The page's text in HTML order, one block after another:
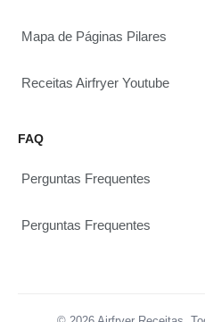
Mapa de Páginas Pilares
Receitas Airfryer Youtube
FAQ
Perguntas Frequentes
Perguntas Frequentes